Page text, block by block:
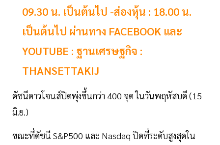
09.30 น. เป็นต้นไป -ส่องหุ้น : 18.00 น.
เป็นต้นไป ผ่านทาง FACEBOOK และ
YOUTUBE : ฐานเศรษฐกิจ :
THANSETTAKIJ
ดัชนีดาวโจนส์ปิดพุ่งขึ้นกว่า 400 จุด ในวันพฤหัสบดี (15
มิ.ย.)
ขณะที่ดัชนี S&P500 และ Nasdaq ปิดที่ระดับสูงสุดใน